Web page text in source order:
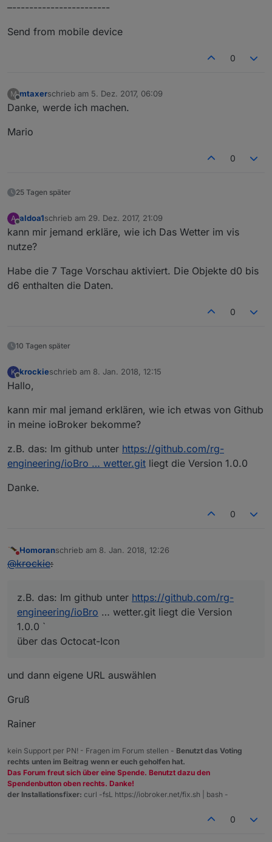
–-----------------------
Send from mobile device
0
M
Offline
mtaxerschrieb am 5. Dez. 2017, 06:09
zuletzt editiert von
Danke, werde ich machen.
Mario
0
25 Tagen später
A
Offline
aldoa1schrieb am 29. Dez. 2017, 21:09
zuletzt editiert von
kann mir jemand erkläre, wie ich Das Wetter im vis
nutze?
Habe die 7 Tage Vorschau aktiviert. Die Objekte d0 bis
d6 enthalten die Daten.
0
10 Tagen später
K
Offline
krockieschrieb am 8. Jan. 2018, 12:15
zuletzt editiert von
Hallo,
kann mir mal jemand erklären, wie ich etwas von Github
in meine ioBroker bekomme?
z.B. das: Im github unter https://github.com/rg-
engineering/ioBro … wetter.git liegt die Version 1.0.0
Danke.
0
Nicht stören
Homoranschrieb am 8. Jan. 2018, 12:26
zuletzt editiert von
@krockie:
z.B. das: Im github unter https://github.com/rg-
engineering/ioBro … wetter.git liegt die Version
1.0.0 `
über das Octocat-Icon
und dann eigene URL auswählen
Gruß
Rainer
kein Support per PN! - Fragen im Forum stellen - Benutzt das Voting
rechts unten im Beitrag wenn er euch geholfen hat.
Das Forum freut sich über eine Spende. Benutzt dazu den
Spendenbutton oben rechts. Danke!
der Installationsfixer: curl -fsL https://iobroker.net/fix.sh | bash -
0